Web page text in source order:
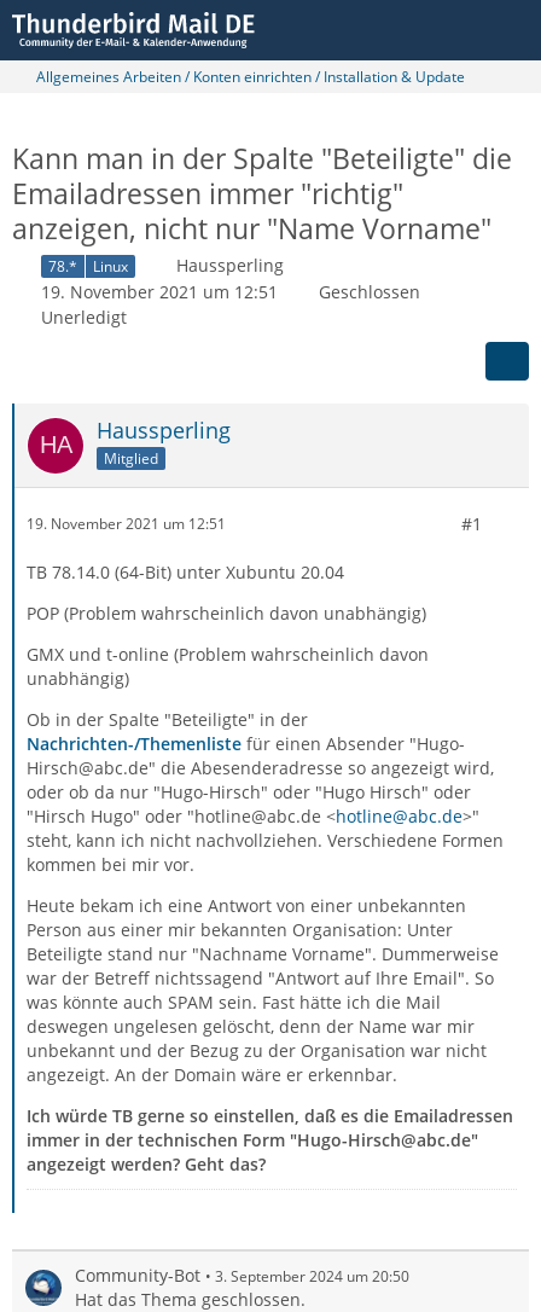
Allgemeines Arbeiten / Konten einrichten / Installation & Update
Kann man in der Spalte "Beteiligte" die
Emailadressen immer "richtig"
anzeigen, nicht nur "Name Vorname"
78.* Linux
Haussperling
19. November 2021 um 12:51
Geschlossen
Unerledigt
Haussperling
Mitglied
19. November 2021 um 12:51 #1
TB 78.14.0 (64-Bit) unter Xubuntu 20.04
POP (Problem wahrscheinlich davon unabhängig)
GMX und t-online (Problem wahrscheinlich davon
unabhängig)
Ob in der Spalte "Beteiligte" in der
Nachrichten-/Themenliste für einen Absender "Hugo-
Hirsch@abc.de" die Abesenderadresse so angezeigt wird,
oder ob da nur "Hugo-Hirsch" oder "Hugo Hirsch" oder
"Hirsch Hugo" oder "hotline@abc.de <hotline@abc.de>"
steht, kann ich nicht nachvollziehen. Verschiedene Formen
kommen bei mir vor.
Heute bekam ich eine Antwort von einer unbekannten
Person aus einer mir bekannten Organisation: Unter
Beteiligte stand nur "Nachname Vorname". Dummerweise
war der Betreff nichtssagend "Antwort auf Ihre Email". So
was könnte auch SPAM sein. Fast hätte ich die Mail
deswegen ungelesen gelöscht, denn der Name war mir
unbekannt und der Bezug zu der Organisation war nicht
angezeigt. An der Domain wäre er erkennbar.
Ich würde TB gerne so einstellen, daß es die Emailadressen
immer in der technischen Form "Hugo-Hirsch@abc.de"
angezeigt werden? Geht das?
Community-Bot 3. September 2024 um 20:50
Hat das Thema geschlossen.